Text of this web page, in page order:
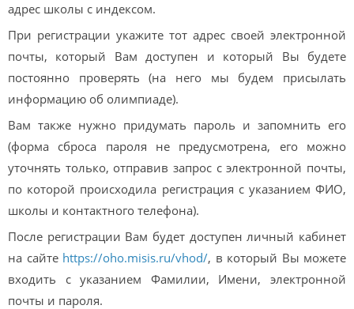
адрес школы с индексом.
При регистрации укажите тот адрес своей электронной
почты, который Вам доступен и который Вы будете
постоянно проверять (на него мы будем присылать
информацию об олимпиаде).
Вам также нужно придумать пароль и запомнить его
(форма сброса пароля не предусмотрена, его можно
уточнять только, отправив запрос с электронной почты,
по которой происходила регистрация с указанием ФИО,
школы и контактного телефона).
После регистрации Вам будет доступен личный кабинет
на сайте https://oho.misis.ru/vhod/, в который Вы можете
входить с указанием Фамилии, Имени, электронной
почты и пароля.